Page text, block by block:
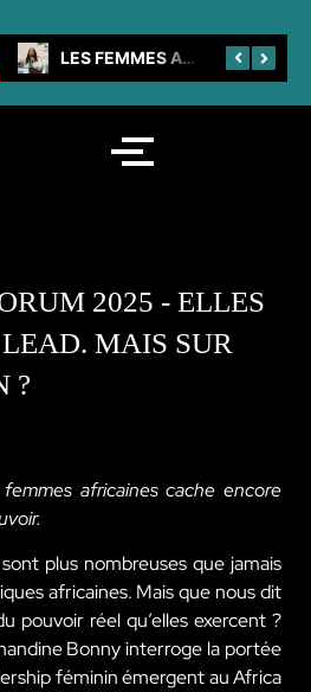
LES FEMMES AU CŒUR DE LA SNH
2025 - ELLES
MAIS SUR
?
africaines cache encore
plus nombreuses que jamais
africaines. Mais que nous dit
pouvoir réel qu’elles exercent ?
Bonny interroge la portée
féminin émergent au Africa